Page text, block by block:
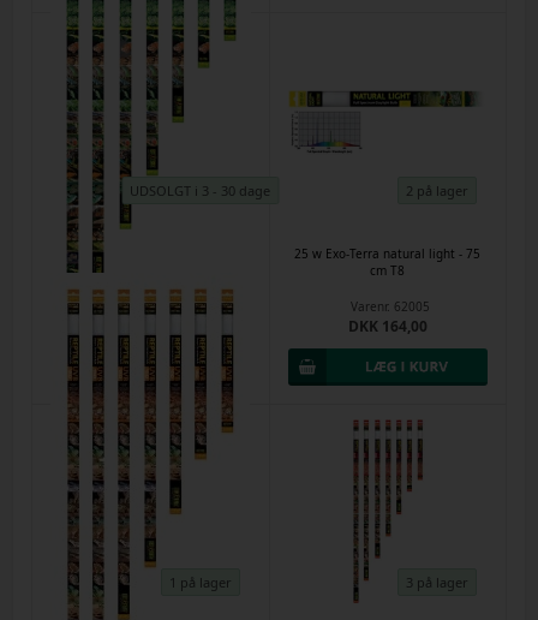
UDSOLGT i 3 - 30 dage
18w Exo-Terra UVB 100 - (5.0 rør)
Varenr. 61263
2 på lager
25 w Exo-Terra natural light - 75
cm T8
Varenr. 62005
DKK 164,00
1 på lager 3 på lager